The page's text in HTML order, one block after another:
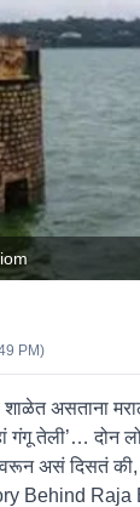
PM)
असताना
गंगू तेली’… दोन
असं दिसतं की,
Behind Raja